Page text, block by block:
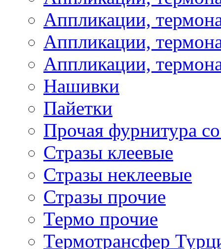
Аппликации,
Аппликации,
Аппликации,
Нашивки
Пайетки
Прочая фурнитура
Стразы клеевые
Стразы неклеевые
Стразы прочие
Термо прочие
Термотрансфер